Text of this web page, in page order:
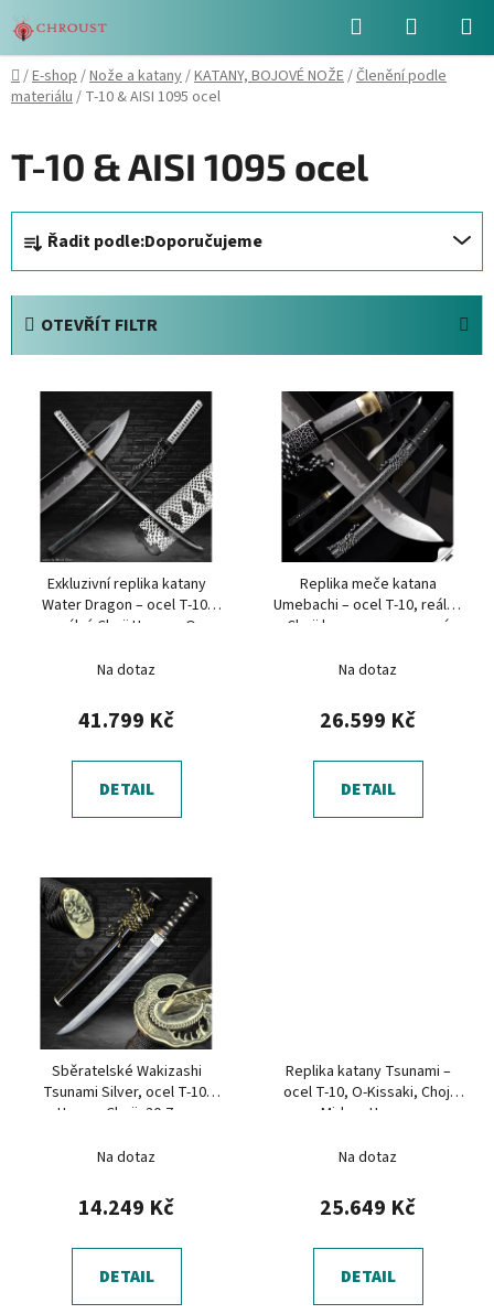
na
obsah
Hledat
KOŠÍK
Domů
/E-shop/Nože a katany/KATANY, BOJOVÉ NOŽE/Členění podle
materiálu/ T-10 & AISI 1095 ocel
T-10 & AISI 1095 ocel
a
z
Řadit podle:Doporučujeme
OTEVŘÍT FILTR
Exkluzivní replika katany
Water Dragon – ocel T-10,
reálný Choji Hamon, O-
Na dotaz
41.799 Kč
DETAIL
Replika meče katana
Umebachi – ocel T-10, reálný
Choji hamon, mramorová
Na dotaz
26.599 Kč
DETAIL
Sběratelské Wakizashi
Tsunami Silver, ocel T-10,
Hamon Choji, 30,7 cm
Na dotaz
14.249 Kč
DETAIL
Replika katany Tsunami –
ocel T-10, O-Kissaki, Choji
Midare Hamon
Na dotaz
25.649 Kč
DETAIL